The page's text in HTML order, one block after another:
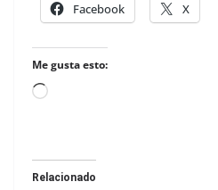
Facebook X
Me gusta esto:
Loading…
Relacionado